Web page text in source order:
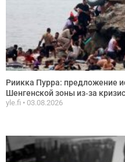
Риикка Пурра: предложение
Шенгенской зоны из‑за
yle.fi 03.08.2026